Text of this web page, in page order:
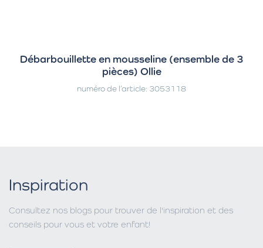
Débarbouillette en mousseline (ensemble de 3
pièces) Ollie
numéro de l’article: 3053118
Inspiration
Consultez nos blogs pour trouver de l'inspiration et des
conseils pour vous et votre enfant!